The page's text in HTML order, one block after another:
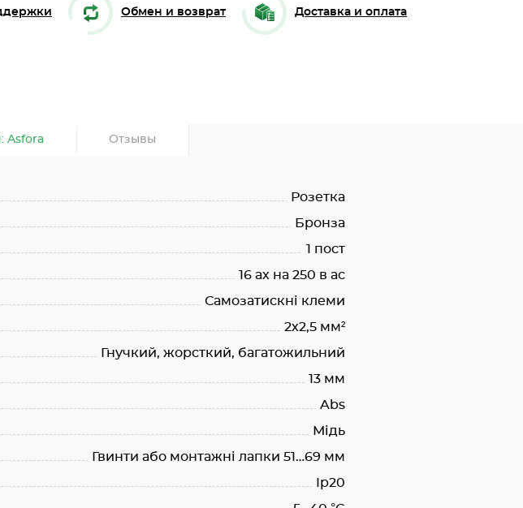
Обмен и возврат Доставка и оплата
Asfora Отзывы
Розетка
Бронза
1 пост
16 ах на 250 в ас
Самозатискні клеми
2х2,5 мм²
Гнучкий, жорсткий, багатожильний
13 мм
Abs
Мідь
Гвинти або монтажні лапки 51…69 мм
Ip20